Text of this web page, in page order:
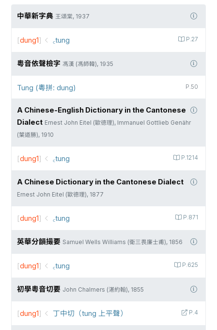
中華新字典 王頌棠, 1937
P.27
[dung1] ꜀tung
粵音依聲檢字 馮漢 (馮師韓), 1935
P.50
Tung (粵拼: dung)
A Chinese-English Dictionary in the Cantonese
Dialect Ernest John Eitel (歐德理), Immanuel Gottlieb Genähr
(葉道勝), 1910
P.1214
[dung1] ꜀tung
A Chinese Dictionary in the Cantonese Dialect
Ernest John Eitel (歐德理), 1877
P.871
[dung1] ꜀tung
英華分韻撮要 Samuel Wells Williams (衛三畏廉士甫), 1856
P.625
[dung1] ꜀tung
初學粵音切要 John Chalmers (湛約翰), 1855
P.4
[dung1] 丁中切（tung 上平聲）